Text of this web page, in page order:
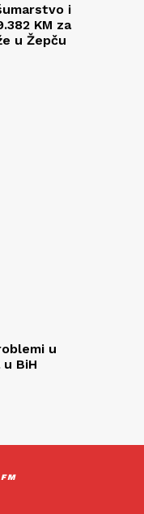
i
KM za
u Žepču
u
BiH